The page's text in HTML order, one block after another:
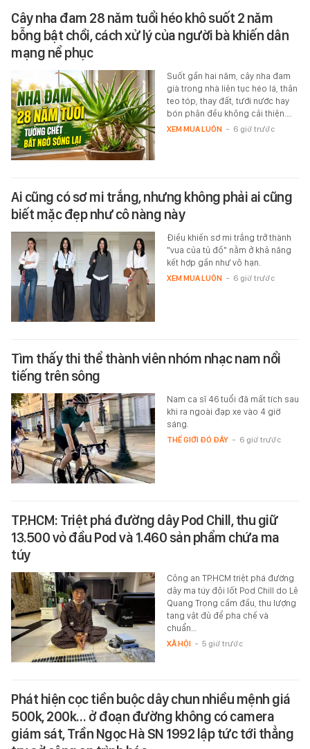
Cây nha đam 28 năm tuổi héo khô suốt 2 năm
bỗng bật chồi, cách xử lý của người bà khiến dân
mạng nể phục
Suốt gần hai năm, cây nha đam
già trong nhà liên tục héo lá, thân
teo tóp, thay đất, tưới nước hay
bón phân đều không cải thiện.…
XEM MUA LUÔN - 6 giờ trước
Ai cũng có sơ mi trắng, nhưng không phải ai cũng
biết mặc đẹp như cô nàng này
Điều khiến sơ mi trắng trở thành
"vua của tủ đồ" nằm ở khả năng
kết hợp gần như vô hạn.
XEM MUA LUÔN - 6 giờ trước
Tìm thấy thi thể thành viên nhóm nhạc nam nổi
tiếng trên sông
Nam ca sĩ 46 tuổi đã mất tích sau
khi ra ngoài đạp xe vào 4 giờ
sáng.
THẾ GIỚI ĐÓ ĐÂY - 6 giờ trước
TP.HCM: Triệt phá đường dây Pod Chill, thu giữ
13.500 vỏ đầu Pod và 1.460 sản phẩm chứa ma
túy
Công an TP.HCM triệt phá đường
dây ma túy đội lốt Pod Chill do Lê
Quang Trọng cầm đầu, thu lượng
tang vật đủ để pha chế và
chuẩn…
XÃ HỘI - 5 giờ trước
Phát hiện cọc tiền buộc dây chun nhiều mệnh giá
500k, 200k… ở đoạn đường không có camera
giám sát, Trần Ngọc Hà SN 1992 lập tức tới thẳng